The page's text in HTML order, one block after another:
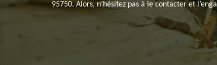
95750. Alors, n’hésitez pas à le contacter et